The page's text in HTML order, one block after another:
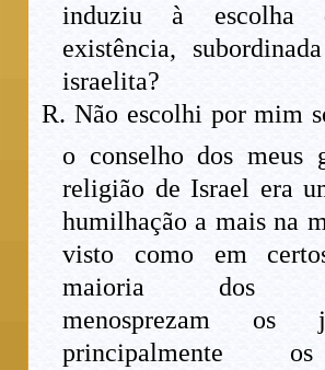
induziu à escolha
existência,
israelita?
R. Não escolhi por mim
o conselho dos meus
religião de Israel era
humilhação a mais na
visto como em
maioria dos
menosprezam os
principalmente